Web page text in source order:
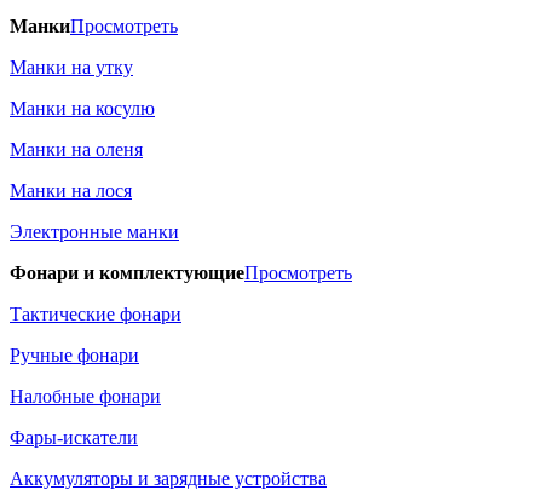
МанкиПросмотреть
Манки на утку
Манки на косулю
Манки на оленя
Манки на лося
Электронные манки
Фонари и комплектующиеПросмотреть
Тактические фонари
Ручные фонари
Налобные фонари
Фары-искатели
Аккумуляторы и зарядные устройства